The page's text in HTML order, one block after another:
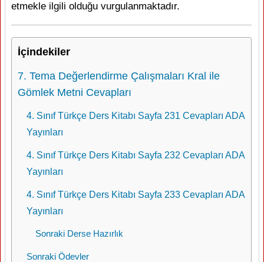
etmekle ilgili olduğu vurgulanmaktadır.
İçindekiler
7. Tema Değerlendirme Çalışmaları Kral ile
Gömlek Metni Cevapları
4. Sınıf Türkçe Ders Kitabı Sayfa 231 Cevapları ADA
Yayınları
4. Sınıf Türkçe Ders Kitabı Sayfa 232 Cevapları ADA
Yayınları
4. Sınıf Türkçe Ders Kitabı Sayfa 233 Cevapları ADA
Yayınları
Sonraki Derse Hazırlık
Sonraki Ödevler